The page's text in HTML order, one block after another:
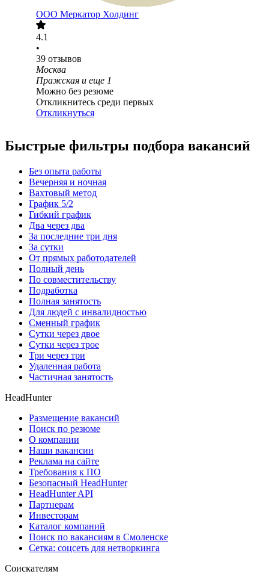
ООО Меркатор Холдинг
4.1
•
39 отзывов
Москва
Пражская и еще 1
Можно без резюме
Откликнитесь среди первых
Откликнуться
Быстрые фильтры подбора вакансий
Без опыта работы
Вечерняя и ночная
Вахтовый метод
График 5/2
Гибкий график
Два через два
За последние три дня
За сутки
От прямых работодателей
Полный день
По совместительству
Подработка
Полная занятость
Для людей с инвалидностью
Сменный график
Сутки через двое
Сутки через трое
Три через три
Удаленная работа
Частичная занятость
HeadHunter
Размещение вакансий
Поиск по резюме
О компании
Наши вакансии
Реклама на сайте
Требования к ПО
Безопасный HeadHunter
HeadHunter API
Партнерам
Инвесторам
Каталог компаний
Поиск по вакансиям в Смоленске
Сетка: соцсеть для нетворкинга
Соискателям